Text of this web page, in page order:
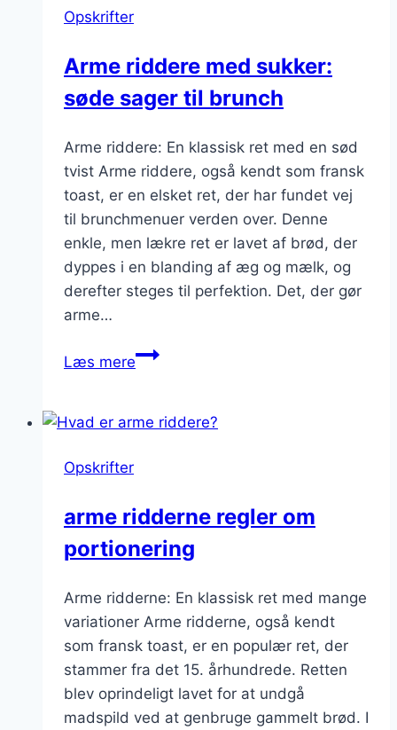
Opskrifter
Arme riddere med sukker:
søde sager til brunch
Arme riddere: En klassisk ret med en sød
tvist Arme riddere, også kendt som fransk
toast, er en elsket ret, der har fundet vej
til brunchmenuer verden over. Denne
enkle, men lækre ret er lavet af brød, der
dyppes i en blanding af æg og mælk, og
derefter steges til perfektion. Det, der gør
arme…
Læs mereArme
sukker:
brunch
Opskrifter
arme ridderne regler om
portionering
Arme ridderne: En klassisk ret med mange
variationer Arme ridderne, også kendt
som fransk toast, er en populær ret, der
stammer fra det 15. århundrede. Retten
blev oprindeligt lavet for at undgå
madspild ved at genbruge gammelt brød. I